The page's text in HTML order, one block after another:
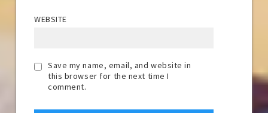
WEBSITE
Save my name, email, and website in
this browser for the next time I
comment.